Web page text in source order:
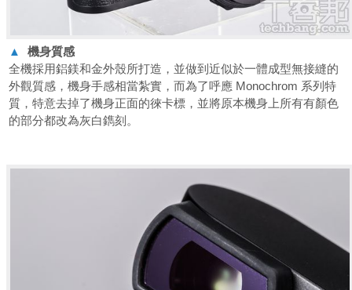
▲
機身質感
全機採用鋁鎂和金外殼所打造，並做到近似於一體成型無接縫的
外觀質感，機身手感相當紮實，而為了呼應 Monochrom 系列特
質，特意去掉了機身正面的徠卡標，並將原本機身上所有有顏色
的部分都改為灰白鐫刻。